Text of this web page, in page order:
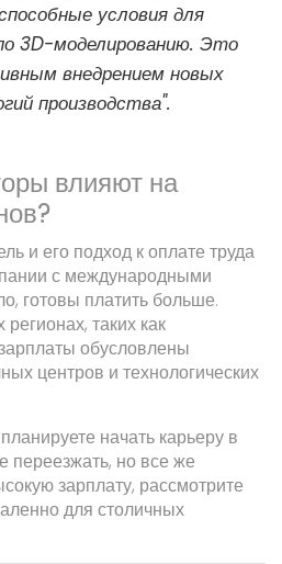
условия для
3D-моделированию. Это
внедрением новых
производства".
влияют на
и его подход к оплате труда
с международными
готовы платить больше.
таких как
обусловлены
центров и технологических
начать карьеру в
переезжать, но все же
зарплату, рассмотрите
для столичных